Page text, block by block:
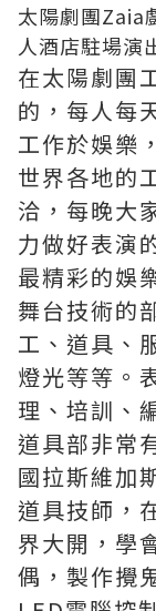
太陽劇團Zaia
人酒店駐場演
在太陽劇團
的，每人每
工作於娛樂
世界各地的
洽，每晚大
力做好表演
最精彩的娛
舞台技術的
工、道具、
燈光等等。
理、培訓、
道具部非常
國拉斯維加
道具技師，
界大開，學
偶，製作攪